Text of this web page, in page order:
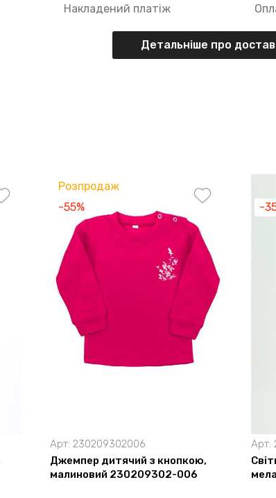
Накладений платіж
Детальніше про
Розпродаж
-55%
Арт: 230209302006
Джемпер дитячий з кнопкою,
малиновий 230209302-006
-
Арт: